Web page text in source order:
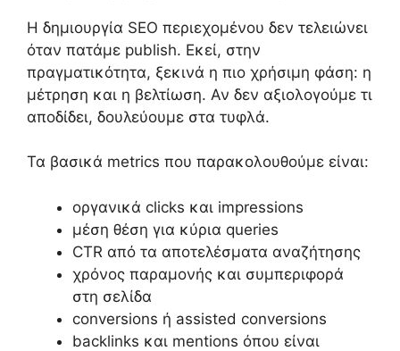
Η δημιουργία SEO περιεχομένου δεν τελειώνει
όταν πατάμε publish. Εκεί, στην
πραγματικότητα, ξεκινά η πιο χρήσιμη φάση: η
μέτρηση και η βελτίωση. Αν δεν αξιολογούμε τι
αποδίδει, δουλεύουμε στα τυφλά.
Τα βασικά metrics που παρακολουθούμε είναι:
οργανικά clicks και impressions
μέση θέση για κύρια queries
CTR από τα αποτελέσματα αναζήτησης
χρόνος παραμονής και συμπεριφορά
στη σελίδα
conversions ή assisted conversions
backlinks και mentions όπου είναι